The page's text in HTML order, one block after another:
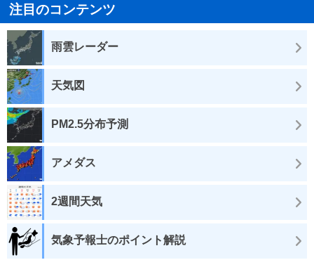
注目のコンテンツ
雨雲レーダー
天気図
PM2.5分布予測
アメダス
2週間天気
気象予報士のポイント解説